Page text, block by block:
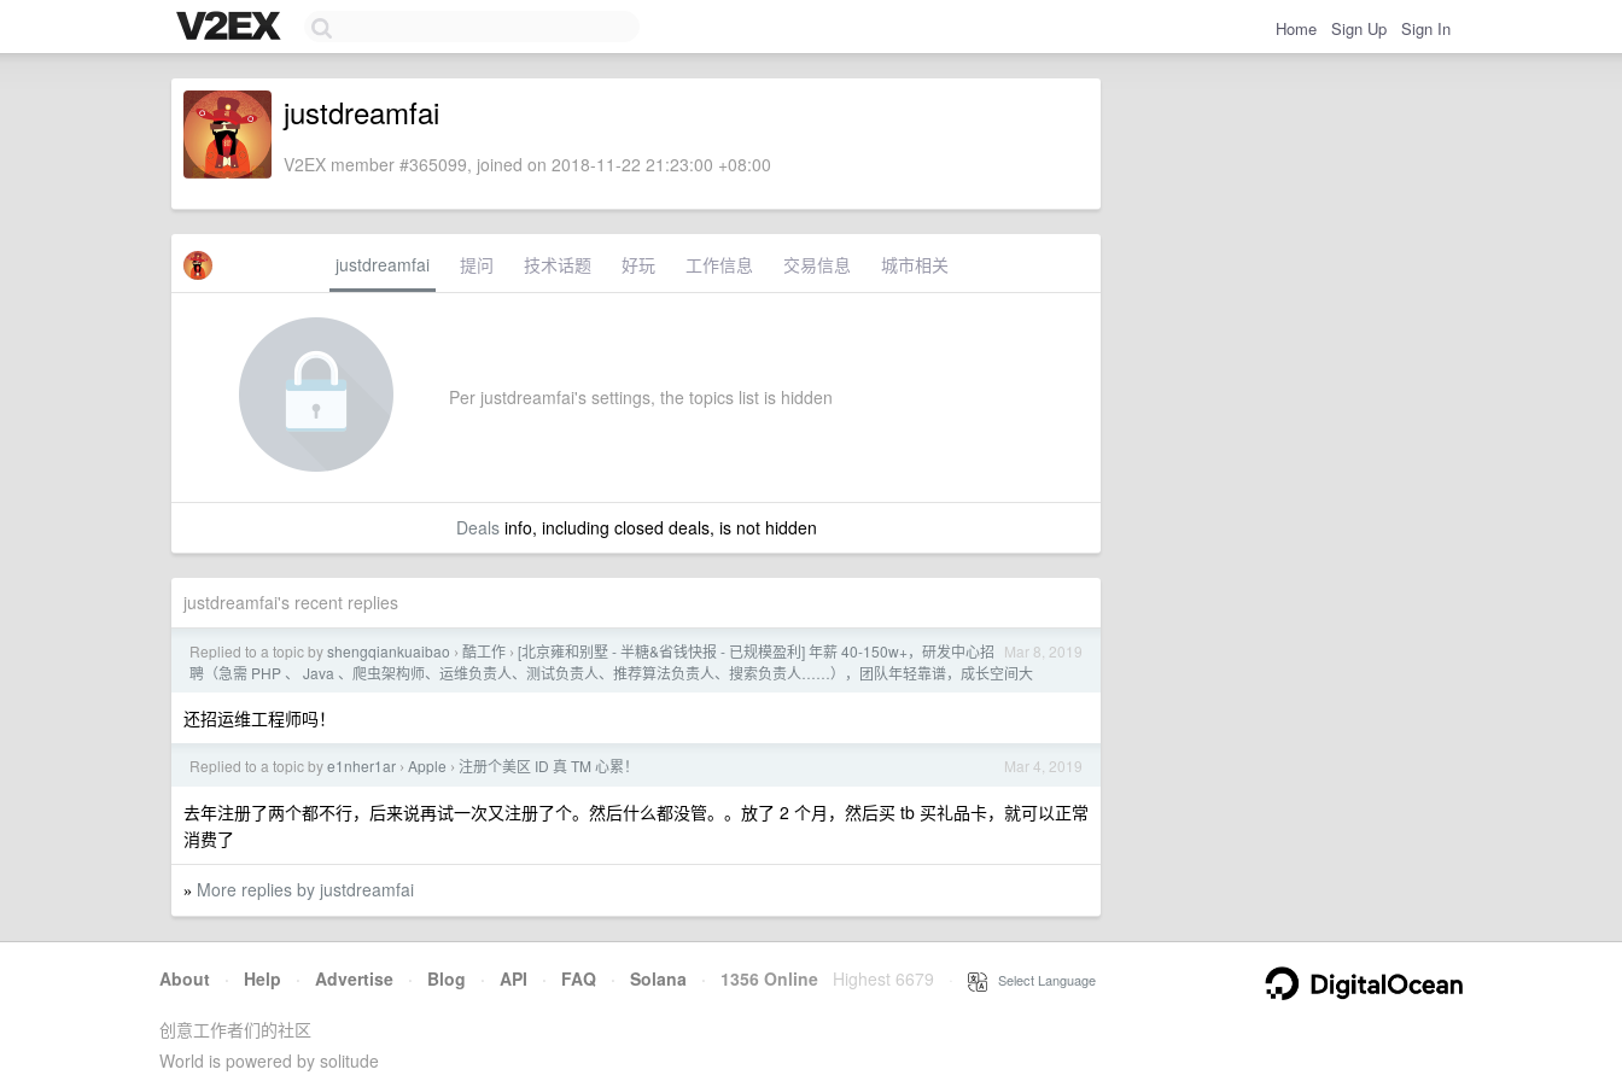
Home Sign Up Sign In
justdreamfai
V2EX member #365099, joined on 2018-11-22 21:23:00 +08:00
justdreamfai 提问 技术话题 好玩 工作信息 交易信息 城市相关
Per justdreamfai's settings, the topics list is hidden
Dealsinfo, including closed deals, is not hidden
justdreamfai's recent replies
Mar 8, 2019
Replied to a topic byshengqiankuaibao › 酷工作 › [北京雍和别墅 - 半糖&省钱快报 - 已规模盈利] 年薪 40-150w+，研发中心招
聘（急需 PHP 、 Java 、爬虫架构师、运维负责人、测试负责人、推荐算法负责人、搜索负责人……），团队年轻靠谱，成长空间大
还招运维工程师吗！
Mar 4, 2019
Replied to a topic bye1nher1ar › Apple › 注册个美区 ID 真 TM 心累！
去年注册了两个都不行，后来说再试一次又注册了个。然后什么都没管。。放了 2 个月，然后买 tb 买礼品卡，就可以正常
消费了
» More replies by justdreamfai
About · Help · Advertise · Blog · API · FAQ · Solana · 1356 Online Highest 6679 Select Language
创意工作者们的社区
World is powered by solitude